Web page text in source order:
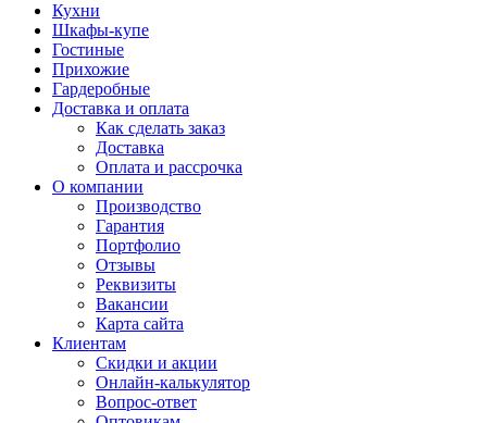
Кухни
Шкафы-купе
Гостиные
Прихожие
Гардеробные
Доставка и оплата
Как сделать заказ
Доставка
Оплата и рассрочка
О компании
Производство
Гарантия
Портфолио
Отзывы
Реквизиты
Вакансии
Карта сайта
Клиентам
Скидки и акции
Онлайн-калькулятор
Вопрос-ответ